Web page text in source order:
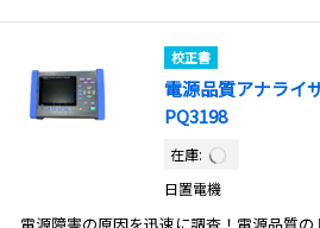
校正書
電源品質アナライ
PQ3198
在庫:
日置電機